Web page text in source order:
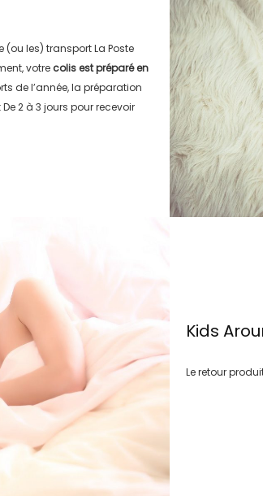
(ou les) transportLa Poste
votre colis est préparé en
de l’année, la préparation
De 2 à 3 jours pour recevoir
Kids
Le retour